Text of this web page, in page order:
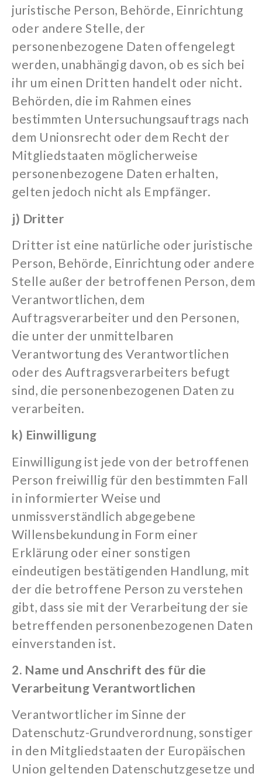
juristische Person, Behörde, Einrichtung
oder andere Stelle, der
personenbezogene Daten offengelegt
werden, unabhängig davon, ob es sich bei
ihr um einen Dritten handelt oder nicht.
Behörden, die im Rahmen eines
bestimmten Untersuchungsauftrags nach
dem Unionsrecht oder dem Recht der
Mitgliedstaaten möglicherweise
personenbezogene Daten erhalten,
gelten jedoch nicht als Empfänger.
j) Dritter
Dritter ist eine natürliche oder juristische
Person, Behörde, Einrichtung oder andere
Stelle außer der betroffenen Person, dem
Verantwortlichen, dem
Auftragsverarbeiter und den Personen,
die unter der unmittelbaren
Verantwortung des Verantwortlichen
oder des Auftragsverarbeiters befugt
sind, die personenbezogenen Daten zu
verarbeiten.
k) Einwilligung
Einwilligung ist jede von der betroffenen
Person freiwillig für den bestimmten Fall
in informierter Weise und
unmissverständlich abgegebene
Willensbekundung in Form einer
Erklärung oder einer sonstigen
eindeutigen bestätigenden Handlung, mit
der die betroffene Person zu verstehen
gibt, dass sie mit der Verarbeitung der sie
betreffenden personenbezogenen Daten
einverstanden ist.
2. Name und Anschrift des für die
Verarbeitung Verantwortlichen
Verantwortlicher im Sinne der
Datenschutz-Grundverordnung, sonstiger
in den Mitgliedstaaten der Europäischen
Union geltenden Datenschutzgesetze und